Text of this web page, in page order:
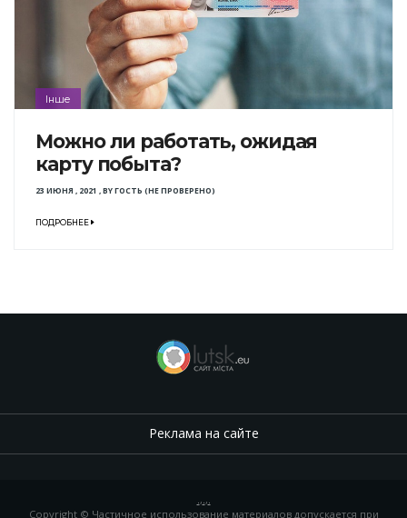
Інше
Можно ли работать, ожидая
карту побыта?
23 ИЮНЯ , 2021 ,BYГОСТЬ (НЕ ПРОВЕРЕНО)
ПОДРОБНЕЕ
Реклама на сайте
.,.,.
Copyright © Частичное использование материалов допускается при